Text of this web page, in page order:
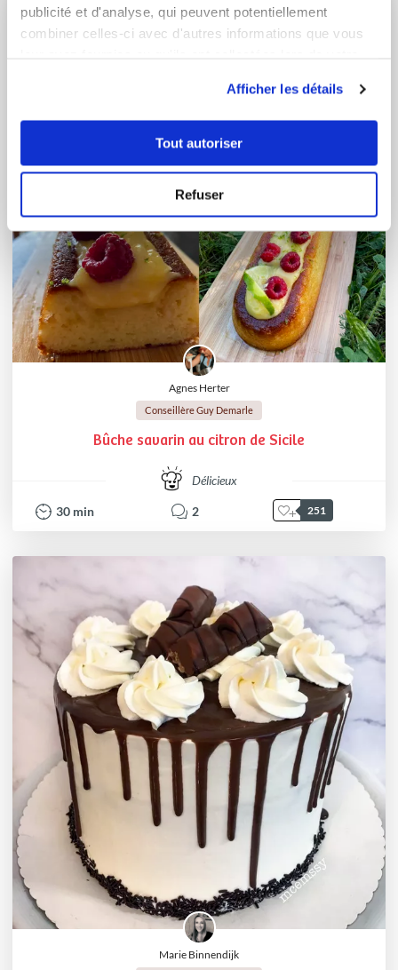
publicité et d'analyse, qui peuvent potentiellement
combiner celles-ci avec d'autres informations que vous
Afficher les détails
Tout autoriser
Refuser
Agnes Herter
Conseillère Guy Demarle
Bûche savarin au citron de Sicile
Délicieux
30 min 2 251
Marie Binnendijk